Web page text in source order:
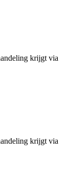
krijgt via
krijgt via